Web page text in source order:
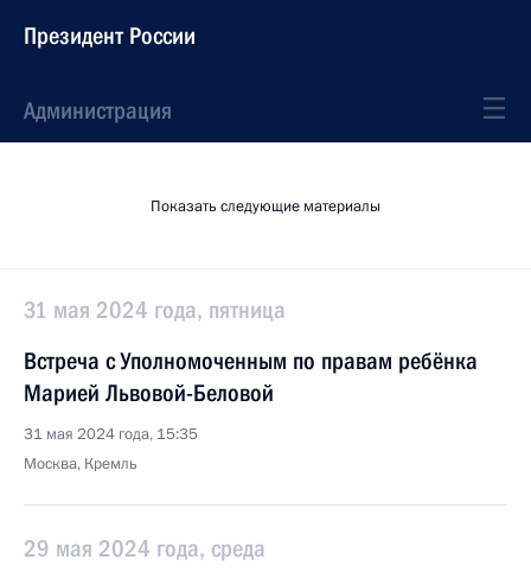
Президент России
Администрация
Показать следующие материалы
31 мая 2024 года, пятница
Встреча с Уполномоченным по правам ребёнка
Марией Львовой-Беловой
31 мая 2024 года, 15:35
Москва, Кремль
29 мая 2024 года, среда